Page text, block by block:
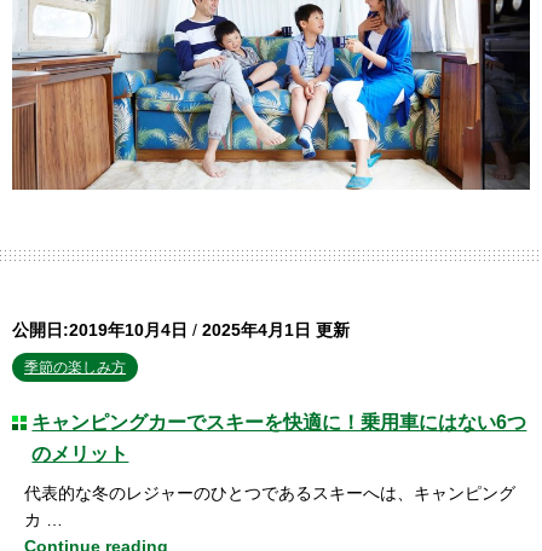
公開日:2019年10月4日 / 2025年4月1日 更新
季節の楽しみ方
キャンピングカーでスキーを快適に！乗用車にはない6つ
のメリット
代表的な冬のレジャーのひとつであるスキーへは、キャンピング
カ …
Continue reading